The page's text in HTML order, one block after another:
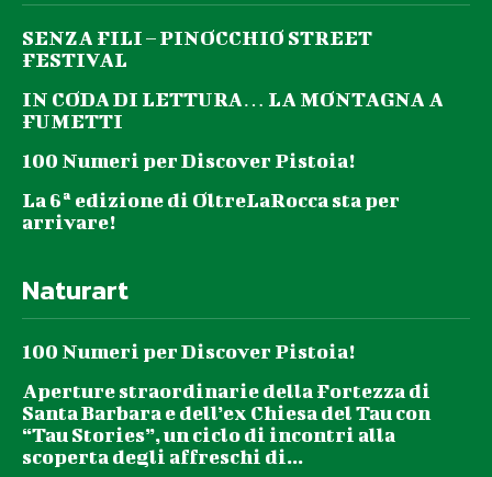
SENZA FILI – PINOCCHIO STREET
FESTIVAL
IN CODA DI LETTURA… LA MONTAGNA A
FUMETTI
100 Numeri per Discover Pistoia!
La 6ª edizione di OltreLaRocca sta per
arrivare!
Naturart
100 Numeri per Discover Pistoia!
Aperture straordinarie della Fortezza di
Santa Barbara e dell’ex Chiesa del Tau con
“Tau Stories”, un ciclo di incontri alla
scoperta degli affreschi di...